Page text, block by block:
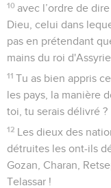
10 avec l’ordre de
Dieu, celui dans
pas en prétendant
mains du roi d'Assyrie.
11 Tu as bien appris
les pays, la manière
toi, tu serais délivré ?
12 Les dieux des
détruites les ont-ils
Gozan, Charan,
Telassar !